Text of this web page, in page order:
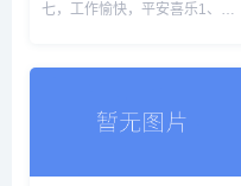
七，工作愉快，平安喜乐1、中